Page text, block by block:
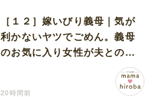
［１２］嫁いびり義母｜気が
利かないヤツでごめん。義母
のお気に入り女性が夫との親
20時間前